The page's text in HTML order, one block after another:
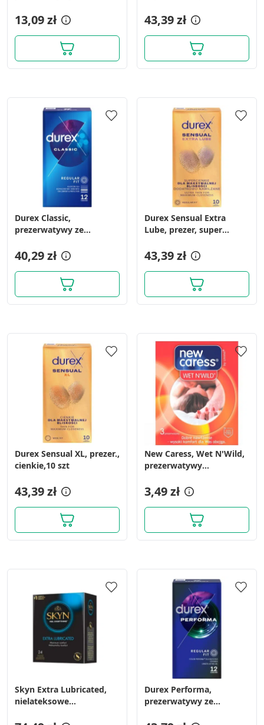
13,09 zł 43,39 zł
Durex Classic,
prezerwatywy ze
12 szt.
40,29 zł
Durex Sensual Extra
Lube, prezer, super
43,39 zł
Durex Sensual XL, prezer.,
cienkie,10 szt
43,39 zł
New Caress, Wet N'Wild,
prezerwatywy
sztuki
3,49 zł
Skyn Extra Lubricated,
nielateksowe
Durex Performa,
prezerwatywy ze